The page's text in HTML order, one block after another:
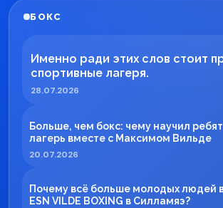
БОКС
Именно ради этих слов стоит
спортивные лагеря.
28.07.2026
Больше, чем бокс: чему научил
лагерь вместе с Максимом Вильде
20.07.2026
Почему всё больше молодых людей
ESN VILDE BOXING в Силламяэ?